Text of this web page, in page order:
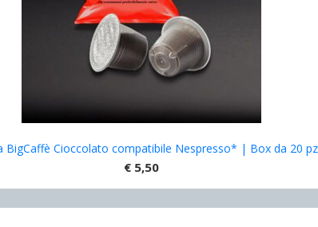
BigCaffè Cioccolato compatibile Nespresso* | Box da 20
€ 5,50